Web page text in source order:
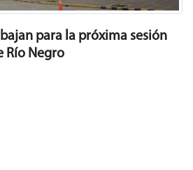
para la próxima sesión
Río Negro